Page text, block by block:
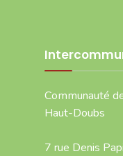
Communauté
Haut-Doubs
7 rue Denis